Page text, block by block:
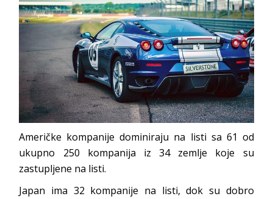
Američke kompanije dominiraju na listi sa 61 od
ukupno 250 kompanija iz 34 zemlje koje su
zastupljene na listi.
Japan ima 32 kompanije na listi, dok su dobro